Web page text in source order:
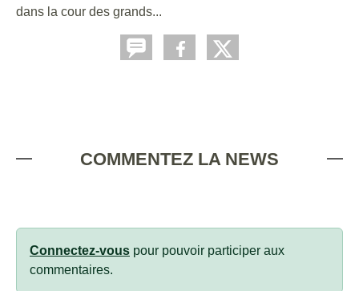
dans la cour des grands...
COMMENTEZ LA NEWS
Connectez-vous pour pouvoir participer aux
commentaires.